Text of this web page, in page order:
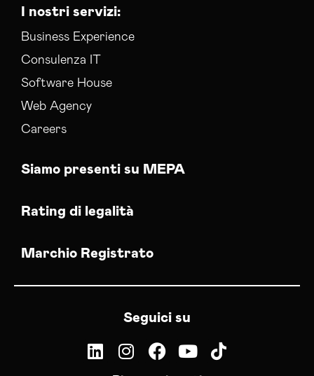
I nostri servizi:
Business Experience
Consulenza IT
Software House
Web Agency
Careers
Siamo presenti su MEPA
Rating di legalità
Marchio Registrato
Seguici su